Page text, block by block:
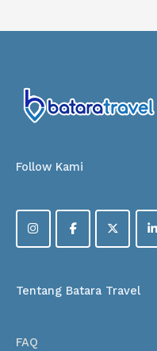
Follow Kami
Tentang Batara Travel
FAQ